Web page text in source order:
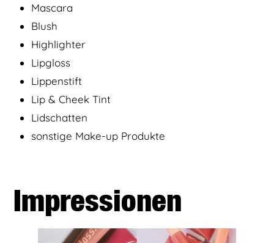
Mascara
Blush
Highlighter
Lipgloss
Lippenstift
Lip & Cheek Tint
Lidschatten
sonstige Make-up Produkte
Impressionen